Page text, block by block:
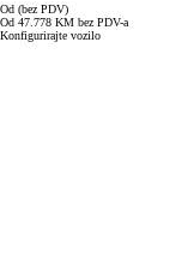
Od (bez PDV)
Od 47.778 KM bez PDV-a
Konfigurirajte vozilo